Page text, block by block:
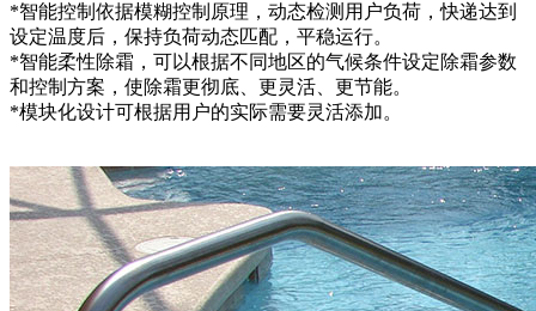
*智能控制依据模糊控制原理，动态检测用户负荷，快递达到
设定温度后，保持负荷动态匹配，平稳运行。
*智能柔性除霜，可以根据不同地区的气候条件设定除霜参数
和控制方案，使除霜更彻底、更灵活、更节能。
*模块化设计可根据用户的实际需要灵活添加。